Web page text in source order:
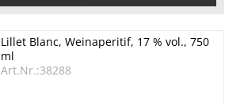
Lillet Blanc, Weinaperitif, 17 % vol., 750
ml
Art.Nr.:38288